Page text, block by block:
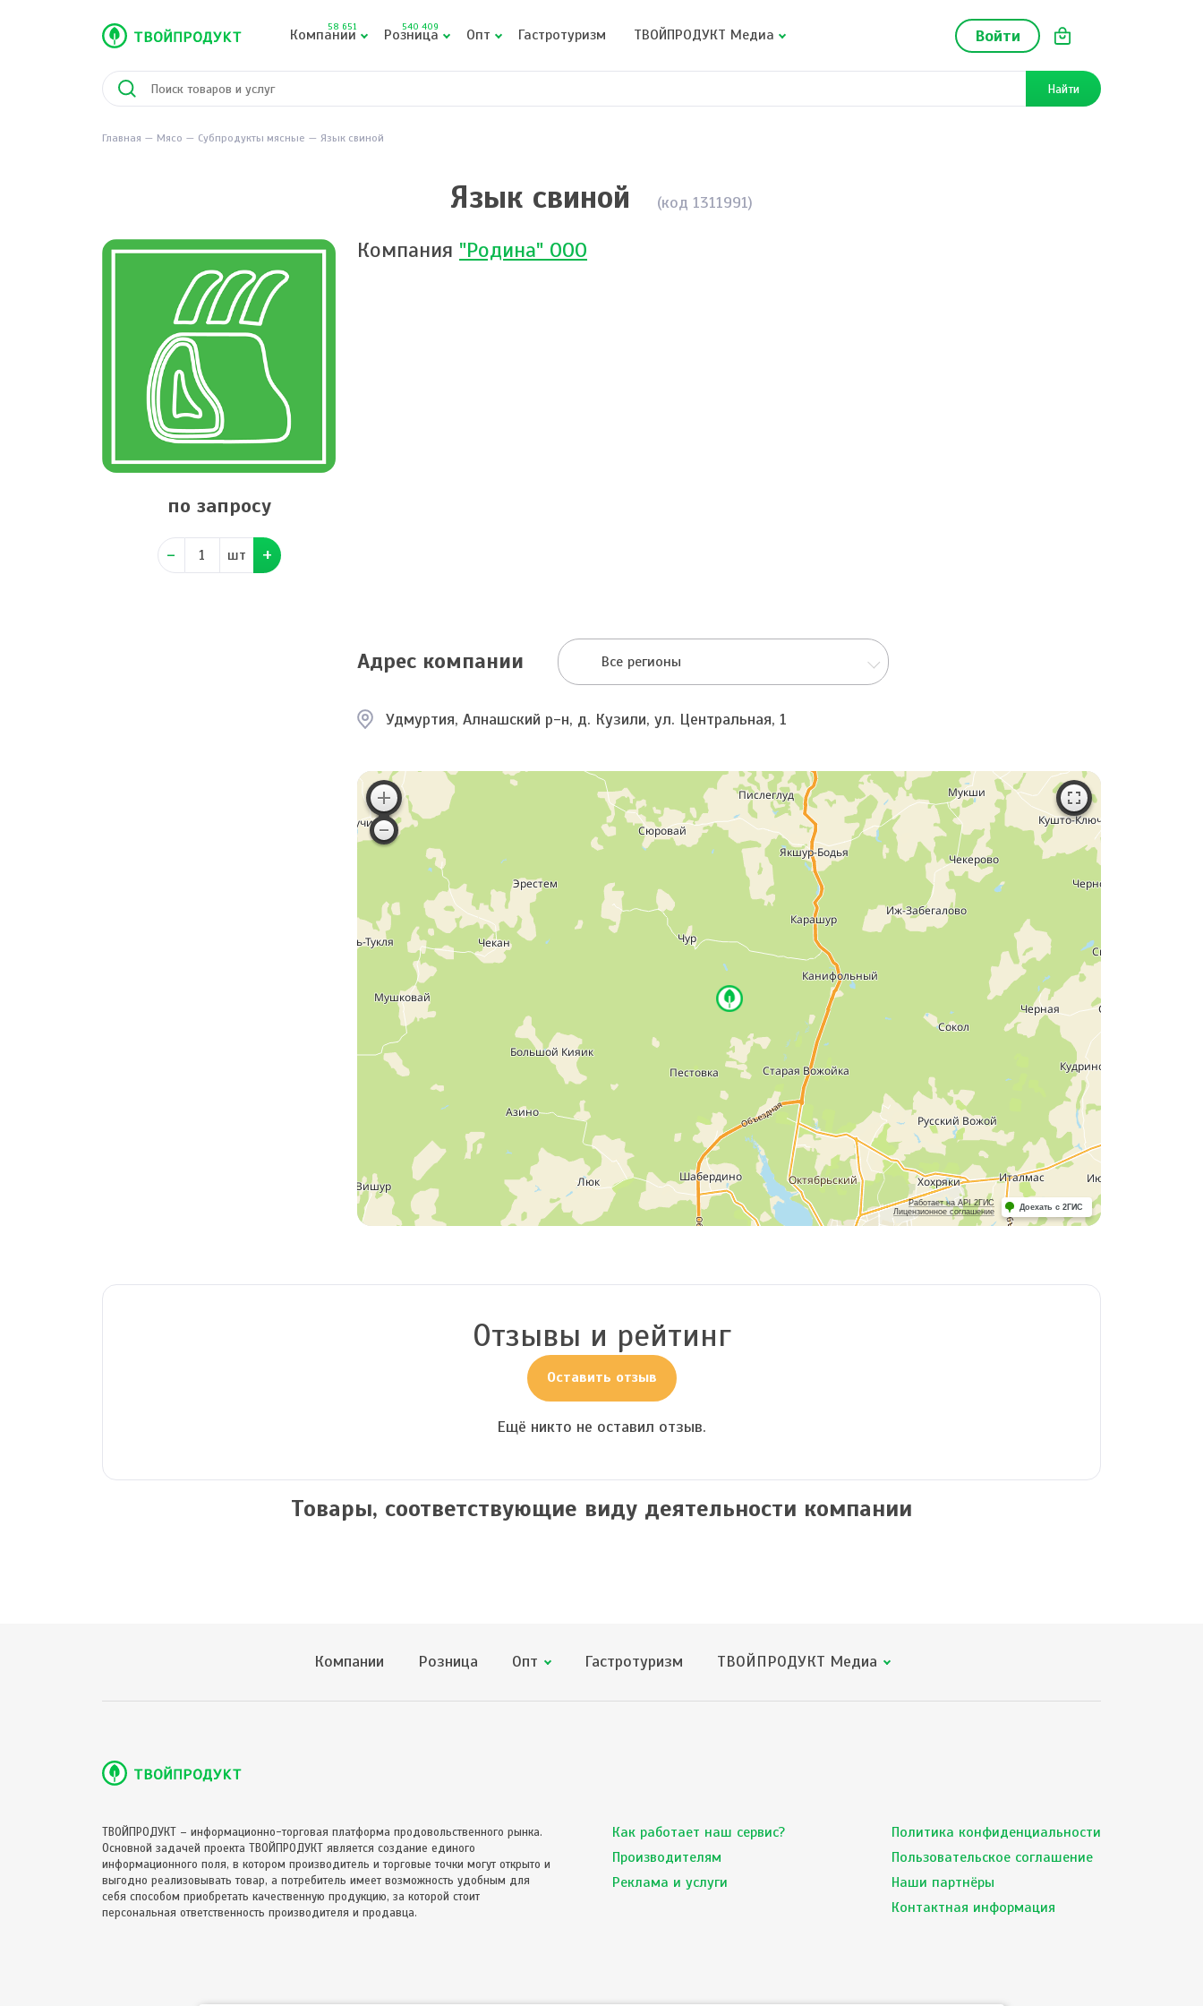
Войти
Компании
58 651 Розница
540 409 Опт Гастротуризм ТВОЙПРОДУКТ Медиа
Найти
Главная Мясо Субпродукты мясные Язык свиной
Язык свиной (код 1311991)
по запросу
шт
Компания "Родина" ООО
Адрес компании Все регионы
Удмуртия, Алнашский р-н, д. Кузили, ул. Центральная, 1
Работает на API 2ГИС
Лицензионное соглашение
Доехать с 2ГИС
Отзывы и рейтинг
Оставить отзыв
Ещё никто не оставил отзыв.
Товары, соответствующие виду деятельности компании
Компании Розница Опт Гастротуризм ТВОЙПРОДУКТ Медиа
ТВОЙПРОДУКТ – информационно-торговая платформа продовольственного рынка.
Основной задачей проекта ТВОЙПРОДУКТ является создание единого
информационного поля, в котором производитель и торговые точки могут открыто и
выгодно реализовывать товар, а потребитель имеет возможность удобным для
себя способом приобретать качественную продукцию, за которой стоит
персональная ответственность производителя и продавца.
Как работает наш сервис?
Производителям
Реклама и услуги
Политика конфиденциальности
Пользовательское соглашение
Наши партнёры
Контактная информация